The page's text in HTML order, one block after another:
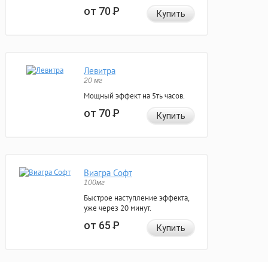
от 70Р Купить
Левитра
20 мг
Мощный эффект на 5ть часов.
от 70Р Купить
Виагра Софт
100мг
Быстрое наступление эффекта,
уже через 20 минут.
от 65Р Купить